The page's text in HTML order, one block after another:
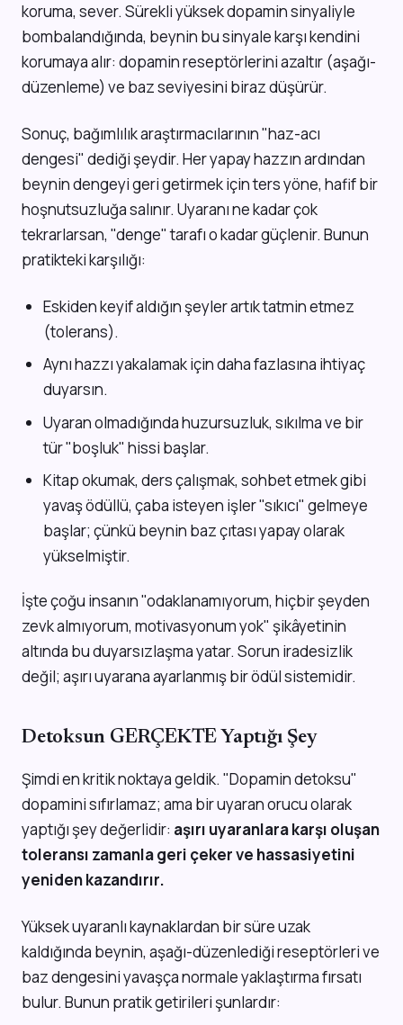
koruma, sever. Sürekli yüksek dopamin sinyaliyle
bombalandığında, beynin bu sinyale karşı kendini
korumaya alır: dopamin reseptörlerini azaltır (aşağı-
düzenleme) ve baz seviyesini biraz düşürür.
Sonuç, bağımlılık araştırmacılarının "haz-acı
dengesi" dediği şeydir. Her yapay hazzın ardından
beynin dengeyi geri getirmek için ters yöne, hafif bir
hoşnutsuzluğa salınır. Uyaranı ne kadar çok
tekrarlarsan, "denge" tarafı o kadar güçlenir. Bunun
pratikteki karşılığı:
Eskiden keyif aldığın şeyler artık tatmin etmez
(tolerans).
Aynı hazzı yakalamak için daha fazlasına ihtiyaç
duyarsın.
Uyaran olmadığında huzursuzluk, sıkılma ve bir
tür "boşluk" hissi başlar.
Kitap okumak, ders çalışmak, sohbet etmek gibi
yavaş ödüllü, çaba isteyen işler "sıkıcı" gelmeye
başlar; çünkü beynin baz çıtası yapay olarak
yükselmiştir.
İşte çoğu insanın "odaklanamıyorum, hiçbir şeyden
zevk almıyorum, motivasyonum yok" şikâyetinin
altında bu duyarsızlaşma yatar. Sorun iradesizlik
değil; aşırı uyarana ayarlanmış bir ödül sistemidir.
Detoksun GERÇEKTE Yaptığı Şey
Şimdi en kritik noktaya geldik. "Dopamin detoksu"
dopamini sıfırlamaz; ama bir uyaran orucu olarak
yaptığı şey değerlidir: aşırı uyaranlara karşı oluşan
toleransı zamanla geri çeker ve hassasiyetini
yeniden kazandırır.
Yüksek uyaranlı kaynaklardan bir süre uzak
kaldığında beynin, aşağı-düzenlediği reseptörleri ve
baz dengesini yavaşça normale yaklaştırma fırsatı
bulur. Bunun pratik getirileri şunlardır: